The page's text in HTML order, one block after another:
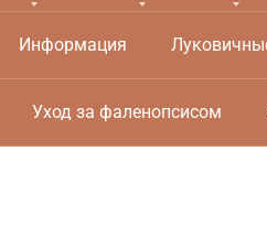
Информация
Уход за фаленопсисом